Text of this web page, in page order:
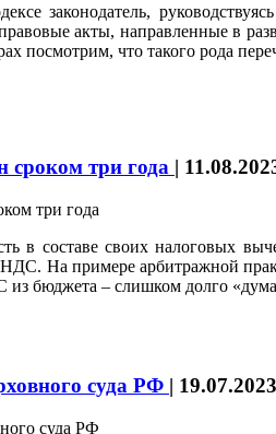
законодатель,
акты, направленные в
посмотрим, что такого рода
три года |
в составе своих налоговых
НДС. На примере арбитражной
из бюджета – слишком долго
суда РФ | 19.07.2023